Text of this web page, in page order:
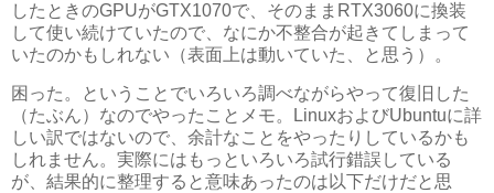
したときのGPUがGTX1070で、そのままRTX3060に換装
して使い続けていたので、なにか不整合が起きてしまって
いたのかもしれない（表面上は動いていた、と思う）。
困った。ということでいろいろ調べながらやって復旧した
（たぶん）なのでやったことメモ。LinuxおよびUbuntuに詳
しい訳ではないので、余計なことをやったりしているかも
しれません。実際にはもっといろいろ試行錯誤している
が、結果的に整理すると意味あったのは以下だけだと思